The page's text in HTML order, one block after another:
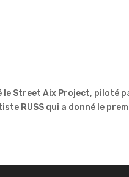
le Street Aix Project, piloté
RUSS qui a donné le